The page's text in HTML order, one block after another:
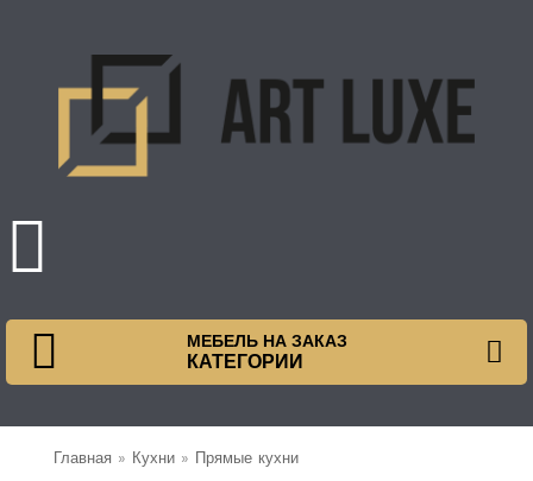
МЕБЕЛЬ НА ЗАКАЗ
КАТЕГОРИИ
Главная » Кухни » Прямые кухни